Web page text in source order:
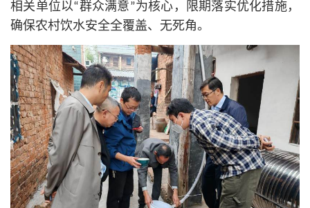
相关单位以“群众满意”为核心 ，限期落实优化措施，
确保农村饮水安全全覆盖、无死角。